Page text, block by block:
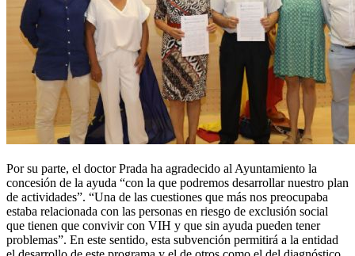
Por su parte, el doctor Prada ha agradecido al Ayuntamiento la
concesión de la ayuda “con la que podremos desarrollar nuestro plan
de actividades”. “Una de las cuestiones que más nos preocupaba
estaba relacionada con las personas en riesgo de exclusión social
que tienen que convivir con VIH y que sin ayuda pueden tener
problemas”. En este sentido, esta subvención permitirá a la entidad